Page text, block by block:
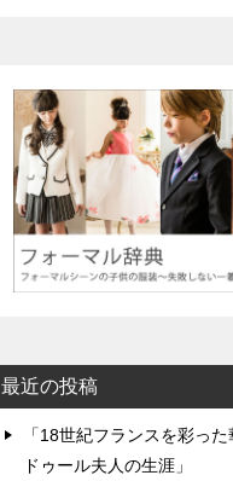
最近の投稿
「18世紀フランスを彩っ
ドゥール夫人の生涯」